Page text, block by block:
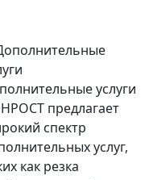
услуги
предлагает
спектр
услуг,
как резка